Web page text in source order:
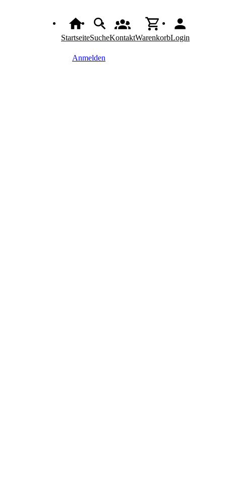
StartseiteSucheKontaktWarenkorbLogin
Anmelden